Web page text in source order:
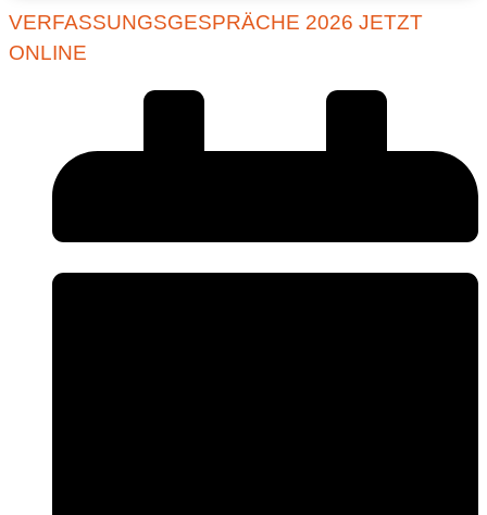
VERFASSUNGSGESPRÄCHE 2026 JETZT
ONLINE